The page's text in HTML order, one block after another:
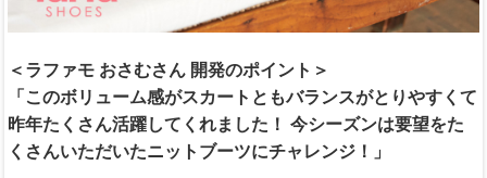
＜ラファモ おさむさん 開発のポイント＞
「このボリューム感がスカートともバランスがとりやすくて
昨年たくさん活躍してくれました！ 今シーズンは要望をた
くさんいただいたニットブーツにチャレンジ！」